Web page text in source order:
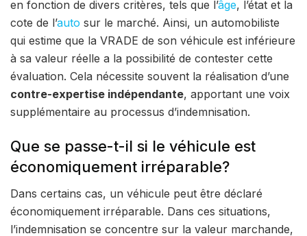
en fonction de divers critères, tels que l’âge, l’état et la
cote de l’auto sur le marché. Ainsi, un automobiliste
qui estime que la VRADE de son véhicule est inférieure
à sa valeur réelle a la possibilité de contester cette
évaluation. Cela nécessite souvent la réalisation d’une
contre-expertise indépendante, apportant une voix
supplémentaire au processus d’indemnisation.
Que se passe-t-il si le véhicule est
économiquement irréparable?
Dans certains cas, un véhicule peut être déclaré
économiquement irréparable. Dans ces situations,
l’indemnisation se concentre sur la valeur marchande,